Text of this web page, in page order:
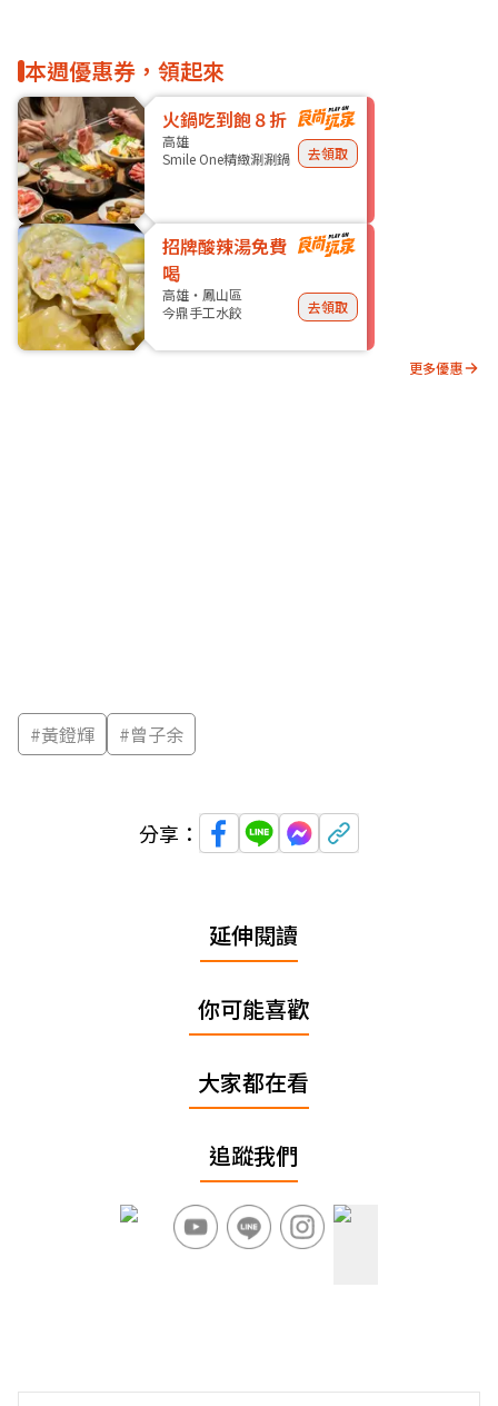
本週優惠券，領起來
火鍋吃到飽８折
高雄
Smile One精緻涮涮鍋
去領取
招牌酸辣湯免費
喝
高雄・鳳山區
今鼎手工水餃
去領取
更多優惠
#黃鐙輝 #曾子余
分享：
延伸閱讀
你可能喜歡
大家都在看
追蹤我們